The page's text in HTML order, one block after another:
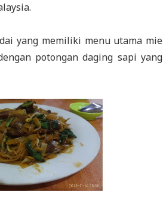
yang memiliki menu utama mie
potongan daging sapi yang